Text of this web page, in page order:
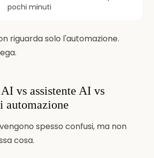
pochi minuti
riguarda solo l'automazione.
vs assistente AI vs
automazione
spesso confusi, ma non
cosa.